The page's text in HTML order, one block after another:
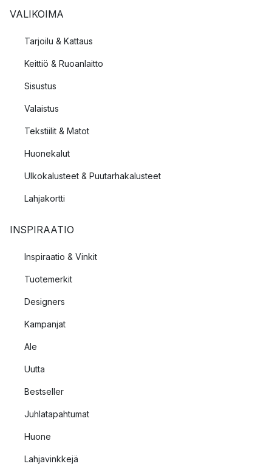
VALIKOIMA
Tarjoilu & Kattaus
Keittiö & Ruoanlaitto
Sisustus
Valaistus
Tekstiilit & Matot
Huonekalut
Ulkokalusteet & Puutarhakalusteet
Lahjakortti
INSPIRAATIO
Inspiraatio & Vinkit
Tuotemerkit
Designers
Kampanjat
Ale
Uutta
Bestseller
Juhlatapahtumat
Huone
Lahjavinkkejä